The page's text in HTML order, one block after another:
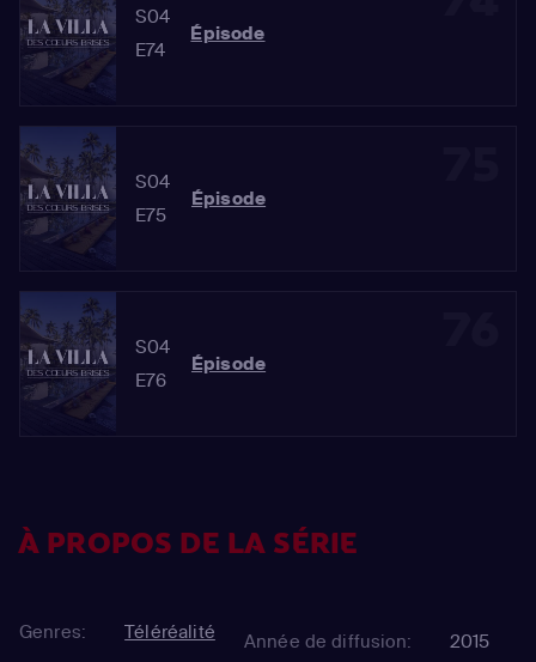
S04
E74
Épisode
S04
E75
Épisode
S04
E76
Épisode
À PROPOS DE LA SÉRIE
Genres: Téléréalité Année de diffusion: 2015